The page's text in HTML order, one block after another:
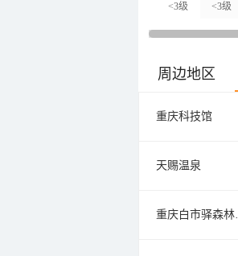
<3级 <3级
周边地区
重庆科技馆
天赐温泉
重